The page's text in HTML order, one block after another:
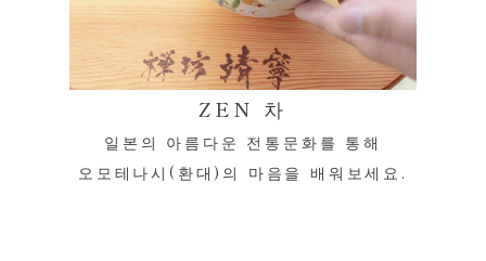
ZEN 차
일본의 아름다운 전통문화를 통해
오모테나시(환대)의 마음을 배워보세요.